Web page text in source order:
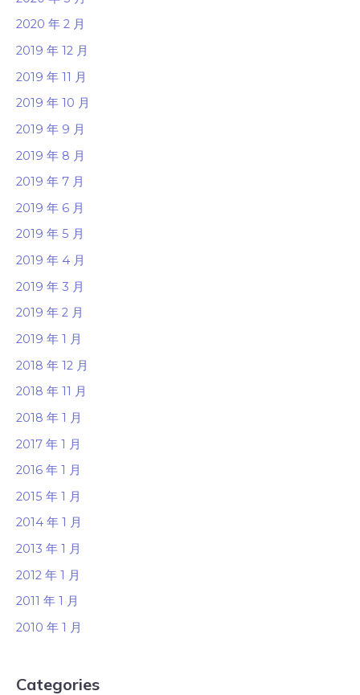
2020 年 2 月
2019 年 12 月
2019 年 11 月
2019 年 10 月
2019 年 9 月
2019 年 8 月
2019 年 7 月
2019 年 6 月
2019 年 5 月
2019 年 4 月
2019 年 3 月
2019 年 2 月
2019 年 1 月
2018 年 12 月
2018 年 11 月
2018 年 1 月
2017 年 1 月
2016 年 1 月
2015 年 1 月
2014 年 1 月
2013 年 1 月
2012 年 1 月
2011 年 1 月
2010 年 1 月
Categories